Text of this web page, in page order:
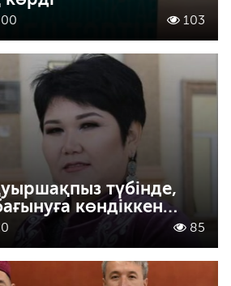
103
түбінде,
көндіккен…
85